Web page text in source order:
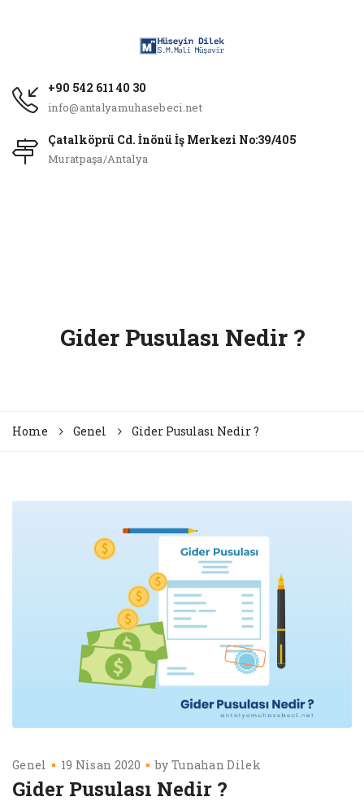
+90 542 611 40 30
info@antalyamuhasebeci.net
Çatalköprü Cd. İnönü İş Merkezi No:39/405
Muratpaşa/Antalya
Gider Pusulası Nedir ?
Home Genel Gider Pusulası Nedir ?
Genel 19 Nisan 2020 by Tunahan Dilek
Gider Pusulası Nedir ?